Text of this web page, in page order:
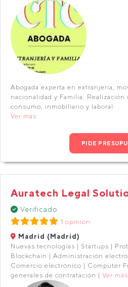
Abogada experta en extranjería,
nacionalidad y Familia.
consumo, inmobiliario y laboral
Ver más
PIDE
Auratech Legal
Verificado
1 opinión
Madrid (Madrid)
Nuevas tecnologías | Startups |
Blockchain | Administración
Comercio electrónico | Computer
generales de contratación | Ver más